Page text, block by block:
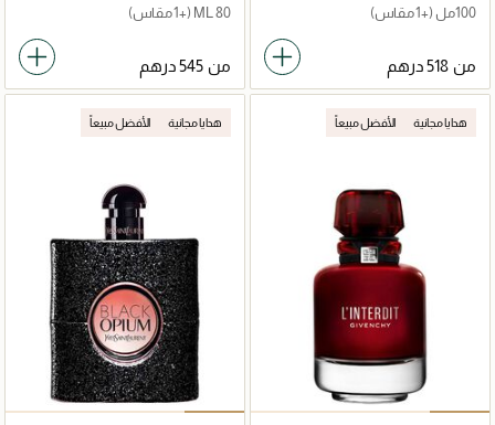
100مل (+1 مقاس)
من
80 ML (+1 مقاس)
من
هدايا مجانية الأفضل مبيعاً هدايا مجانية الأفضل مبيعاً